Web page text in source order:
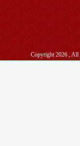
Copyright 2026 ,